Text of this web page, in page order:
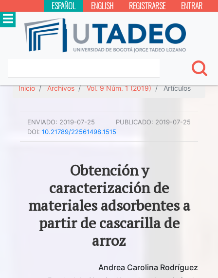
ESPAÑOL ENGLISH REGISTRARSE ENTRAR
Inicio Archivos Vol. 9 Núm. 1 (2019) Artículos
ENVIADO: 2019-07-25 PUBLICADO: 2019-07-25
DOI:10.21789/22561498.1515
Obtención y
caracterización de
materiales adsorbentes a
partir de cascarilla de
arroz
Andrea Carolina Rodríguez